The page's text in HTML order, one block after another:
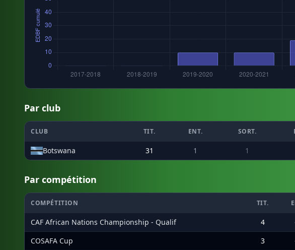
Par club
CLUB TIT. ENT. SORT.
Botswana 31 1 1
Par compétition
COMPÉTITION TIT.
CAF African Nations Championship - Qualif 4
COSAFA Cup
3